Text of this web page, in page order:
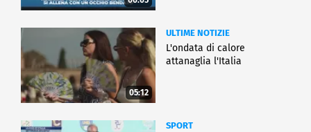
05:12
ULTIME NOTIZIE
L'ondata di calore
attanaglia l'Italia
SPORT